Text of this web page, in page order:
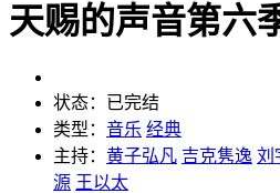
天赐的声音第六
状态： 已完结
类型： 音乐 经典
主持： 黄子弘凡 吉克隽逸 刘
源 王以太